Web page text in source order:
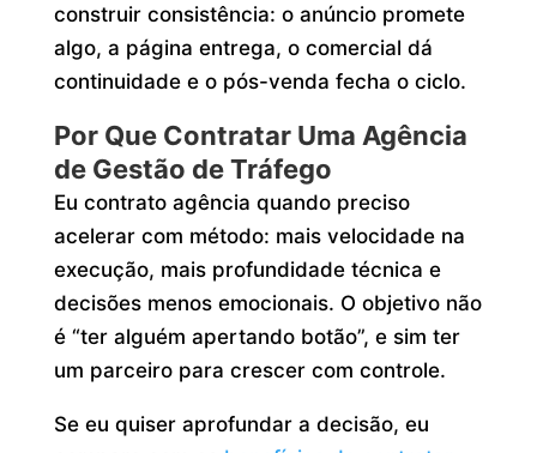
construir consistência: o anúncio promete
algo, a página entrega, o comercial dá
continuidade e o pós-venda fecha o ciclo.
Por Que Contratar Uma Agência
de Gestão de Tráfego
Eu contrato agência quando preciso
acelerar com método: mais velocidade na
execução, mais profundidade técnica e
decisões menos emocionais. O objetivo não
é “ter alguém apertando botão”, e sim ter
um parceiro para crescer com controle.
Se eu quiser aprofundar a decisão, eu